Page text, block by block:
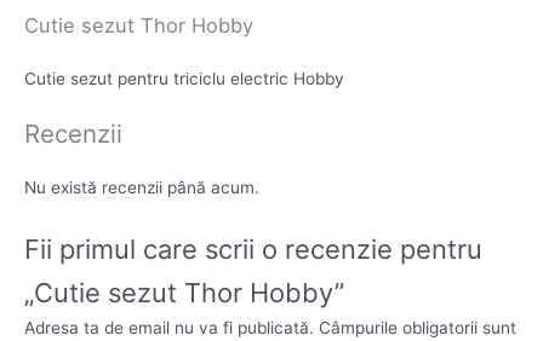
Cutie sezut Thor Hobby
Cutie sezut pentru triciclu electric Hobby
Recenzii
Nu există recenzii până acum.
Fii primul care scrii o recenzie pentru
„Cutie sezut Thor Hobby”
Adresa ta de email nu va fi publicată. Câmpurile obligatorii sunt